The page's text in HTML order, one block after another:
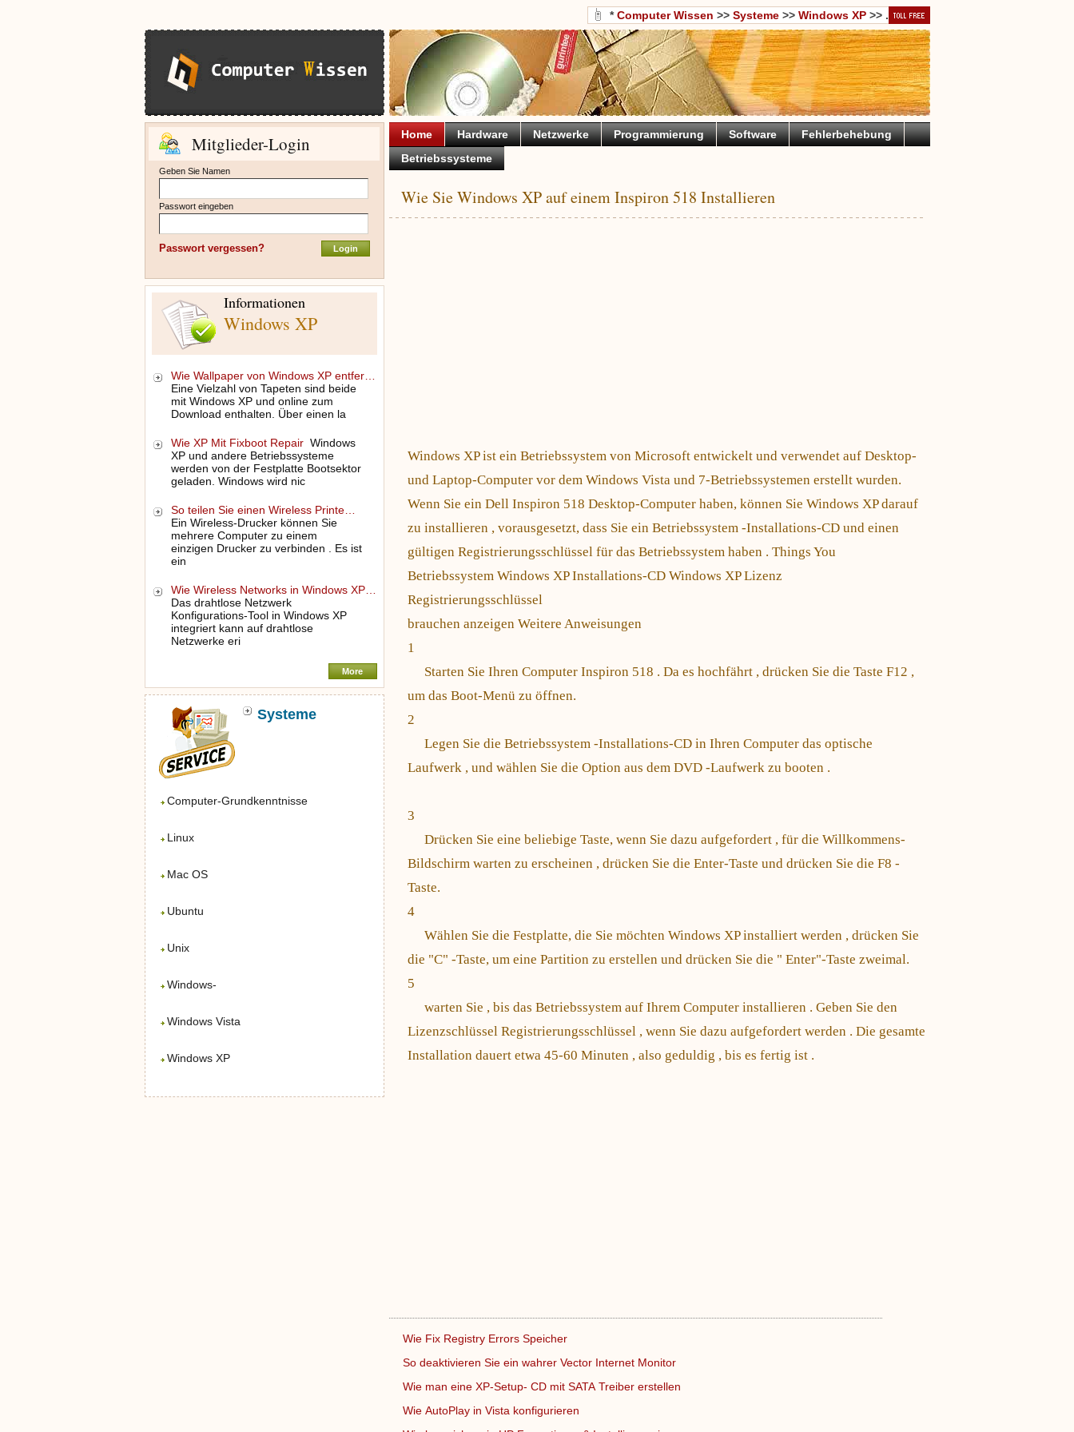
Mitglieder-Login
Geben Sie Namen
Passwort eingeben
Passwort vergessen?
Informationen
Windows XP
Wie Wallpaper von Windows XP entfer…
Eine Vielzahl von Tapeten sind beide
mit Windows XP und online zum
Download enthalten. Über einen la
Wie XP Mit Fixboot Repair Windows
XP und andere Betriebssysteme
werden von der Festplatte Bootsektor
geladen. Windows wird nic
So teilen Sie einen Wireless Printe…
Ein Wireless-Drucker können Sie
mehrere Computer zu einem
einzigen Drucker zu verbinden . Es ist
ein
Wie Wireless Networks in Windows XP…
Das drahtlose Netzwerk
Konfigurations-Tool in Windows XP
integriert kann auf drahtlose
Netzwerke eri
More
Systeme
Computer-Grundkenntnisse
Linux
Mac OS
Ubuntu
Unix
Windows-
Windows Vista
Windows XP
*Computer Wissen >> Systeme>> Windows XP>> .
Home Hardware Netzwerke Programmierung Software
Fehlerbehebung
Betriebssysteme
Wie Sie Windows XP auf einem Inspiron 518 Installieren
Windows XP ist ein Betriebssystem von Microsoft entwickelt und verwendet auf Desktop-
und Laptop-Computer vor dem Windows Vista und 7-Betriebssystemen erstellt wurden.
Wenn Sie ein Dell Inspiron 518 Desktop-Computer haben, können Sie Windows XP darauf
zu installieren , vorausgesetzt, dass Sie ein Betriebssystem -Installations-CD und einen
gültigen Registrierungsschlüssel für das Betriebssystem haben . Things You
Betriebssystem Windows XP Installations-CD Windows XP Lizenz
Registrierungsschlüssel
brauchen anzeigen Weitere Anweisungen
1
Starten Sie Ihren Computer Inspiron 518 . Da es hochfährt , drücken Sie die Taste F12 ,
um das Boot-Menü zu öffnen.
2
Legen Sie die Betriebssystem -Installations-CD in Ihren Computer das optische
Laufwerk , und wählen Sie die Option aus dem DVD -Laufwerk zu booten .
3
Drücken Sie eine beliebige Taste, wenn Sie dazu aufgefordert , für die Willkommens-
Bildschirm warten zu erscheinen , drücken Sie die Enter-Taste und drücken Sie die F8 -
Taste.
4
Wählen Sie die Festplatte, die Sie möchten Windows XP installiert werden , drücken Sie
die "C" -Taste, um eine Partition zu erstellen und drücken Sie die " Enter"-Taste zweimal.
5
warten Sie , bis das Betriebssystem auf Ihrem Computer installieren . Geben Sie den
Lizenzschlüssel Registrierungsschlüssel , wenn Sie dazu aufgefordert werden . Die gesamte
Installation dauert etwa 45-60 Minuten , also geduldig , bis es fertig ist .
Wie Fix Registry Errors Speicher
So deaktivieren Sie ein wahrer Vector Internet Monitor
Wie man eine XP-Setup- CD mit SATA Treiber erstellen
Wie AutoPlay in Vista konfigurieren